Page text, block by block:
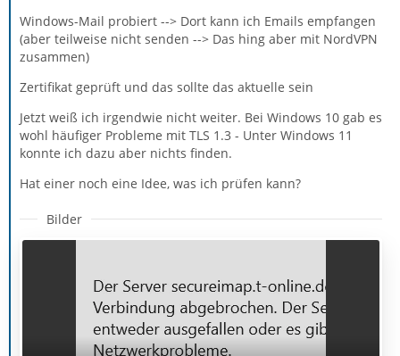
Windows-Mail probiert --> Dort kann ich Emails empfangen
(aber teilweise nicht senden --> Das hing aber mit NordVPN
zusammen)
Zertifikat geprüft und das sollte das aktuelle sein
Jetzt weiß ich irgendwie nicht weiter. Bei Windows 10 gab es
wohl häufiger Probleme mit TLS 1.3 - Unter Windows 11
konnte ich dazu aber nichts finden.
Hat einer noch eine Idee, was ich prüfen kann?
Bilder